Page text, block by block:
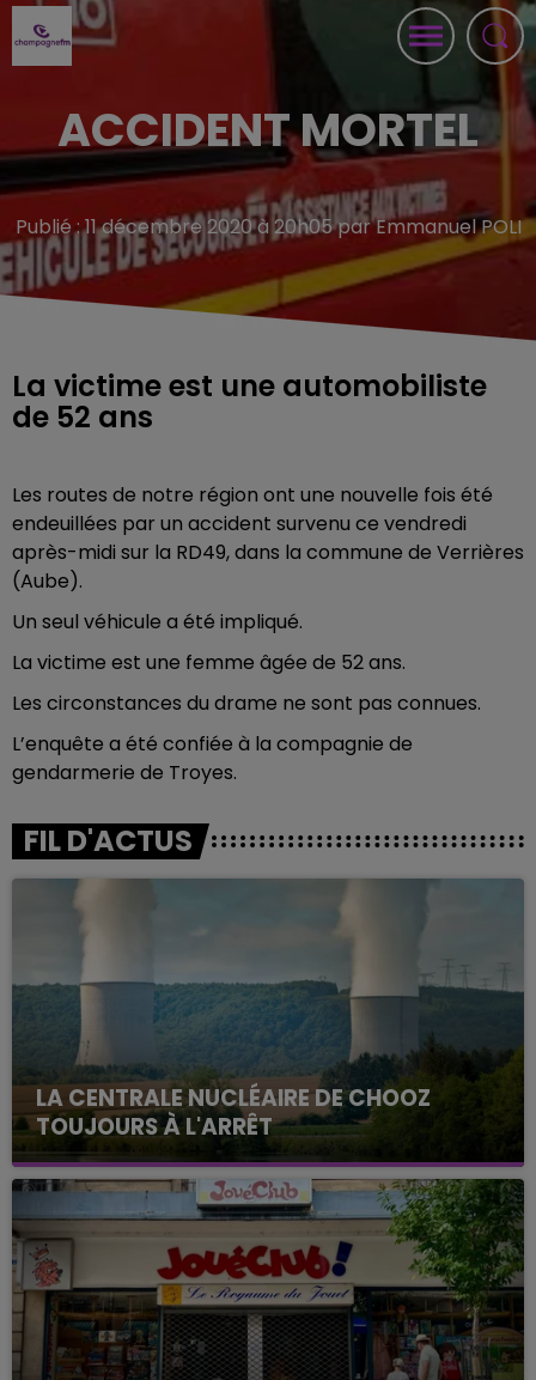
ACCIDENT MORTEL
Publié : 11 décembre 2020 à 20h05 par Emmanuel POLI
La victime est une automobiliste
de 52 ans
Les routes de notre région ont une nouvelle fois été
endeuillées par un accident survenu ce vendredi
après-midi sur la RD49, dans la commune de Verrières
(Aube).
Un seul véhicule a été impliqué.
La victime est une femme âgée de 52 ans.
Les circonstances du drame ne sont pas connues.
L’enquête a été confiée à la compagnie de
gendarmerie de Troyes.
FIL D'ACTUS
LA CENTRALE NUCLÉAIRE DE CHOOZ
TOUJOURS À L'ARRÊT
Cela fait déjà une semaine que la centrale
nucléaire ardennaise est à l'arrêt. Une situation
justifiée par la sécheresse intense qui est toujours
présente.